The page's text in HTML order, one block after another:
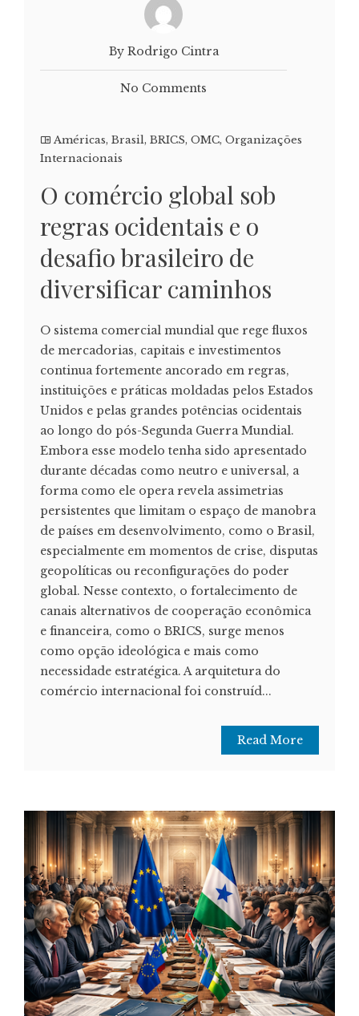
By Rodrigo Cintra
No Comments
Américas, Brasil, BRICS, OMC, Organizações
Internacionais
O comércio global sob
regras ocidentais e o
desafio brasileiro de
diversificar caminhos
O sistema comercial mundial que rege fluxos
de mercadorias, capitais e investimentos
continua fortemente ancorado em regras,
instituições e práticas moldadas pelos Estados
Unidos e pelas grandes potências ocidentais
ao longo do pós-Segunda Guerra Mundial.
Embora esse modelo tenha sido apresentado
durante décadas como neutro e universal, a
forma como ele opera revela assimetrias
persistentes que limitam o espaço de manobra
de países em desenvolvimento, como o Brasil,
especialmente em momentos de crise, disputas
geopolíticas ou reconfigurações do poder
global. Nesse contexto, o fortalecimento de
canais alternativos de cooperação econômica
e financeira, como o BRICS, surge menos
como opção ideológica e mais como
necessidade estratégica. A arquitetura do
comércio internacional foi construíd...
Read More